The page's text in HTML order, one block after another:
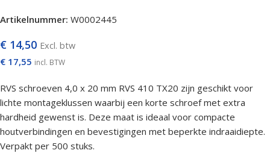
Artikelnummer: W0002445
€ 14,50 Excl. btw
€ 17,55 incl. BTW
RVS schroeven 4,0 x 20 mm RVS 410 TX20 zijn geschikt voor
lichte montageklussen waarbij een korte schroef met extra
hardheid gewenst is. Deze maat is ideaal voor compacte
houtverbindingen en bevestigingen met beperkte indraaidiepte.
Verpakt per 500 stuks.